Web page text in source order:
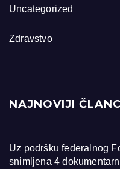
Uncategorized
Zdravstvo
NAJNOVIJI
Uz podršku federalnog
snimljena 4